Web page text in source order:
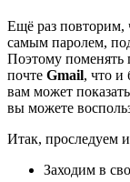
Ещё раз повторим,
самым паролем,
Поэтому поменять
почте Gmail, что и
вам может
вы можете
Итак, проследуем
Заходим в